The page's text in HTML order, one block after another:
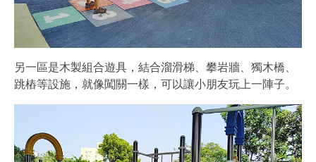
另一區是木製組合遊具，結合溜滑梯、攀岩牆、獨木橋、
跳樁等設施，就像闖關一樣，可以讓小朋友玩上一陣子。